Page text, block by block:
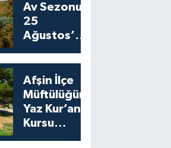
Av Sezonu
25
Ağustos’ta
Avıyla
Açılıyor
Afşin İlçe
Müftülüğünden
Yaz Kur’an
Kursu